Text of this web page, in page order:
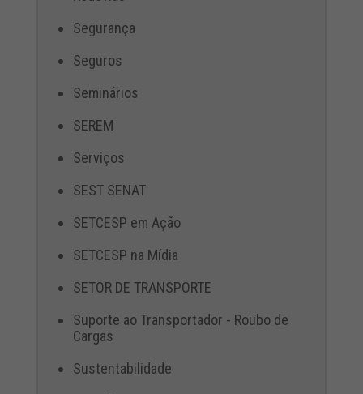
Segurança
Seguros
Seminários
SEREM
Serviços
SEST SENAT
SETCESP em Ação
SETCESP na Mídia
SETOR DE TRANSPORTE
Suporte ao Transportador - Roubo de
Cargas
Sustentabilidade